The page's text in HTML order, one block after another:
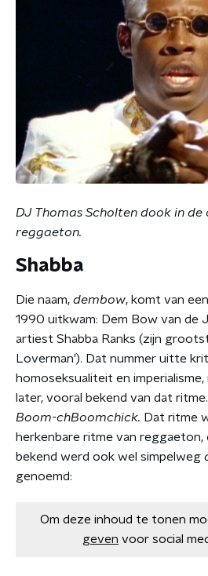
DJ Thomas Scholten dook in
reggaeton.
Shabba
Die naam, dembow, komt van
1990 uitkwam: Dem Bow van de
artiest Shabba Ranks (zijn
Loverman'). Dat nummer uitte
homoseksualiteit en imperialisme,
later, vooral bekend van dat ritme.
Boom-chBoomchick. Dat ritme
herkenbare ritme van
bekend werd ook wel simpelweg
genoemd:
Om deze inhoud te tonen
geven voor social